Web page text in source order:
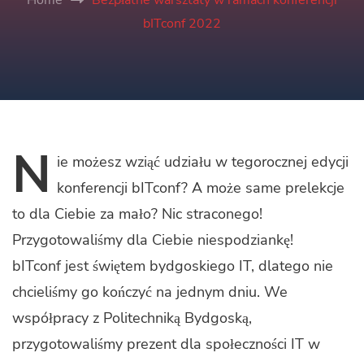
bITconf 2022
N ie możesz wziąć udziału w tegorocznej edycji
konferencji bITconf? A może same prelekcje
to dla Ciebie za mało? Nic straconego!
Przygotowaliśmy dla Ciebie niespodziankę!
bITconf jest świętem bydgoskiego IT, dlatego nie
chcieliśmy go kończyć na jednym dniu. We
współpracy z Politechniką Bydgoską,
przygotowaliśmy prezent dla społeczności IT w